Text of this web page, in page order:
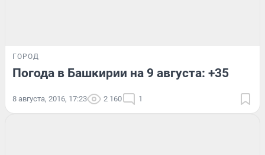
ГОРОД
Погода в Башкирии на 9 августа: +35
8 августа, 2016, 17:23 2 160 1